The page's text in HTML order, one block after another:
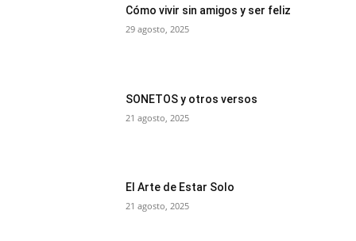
Cómo vivir sin amigos y ser feliz
29 agosto, 2025
SONETOS y otros versos
21 agosto, 2025
El Arte de Estar Solo
21 agosto, 2025